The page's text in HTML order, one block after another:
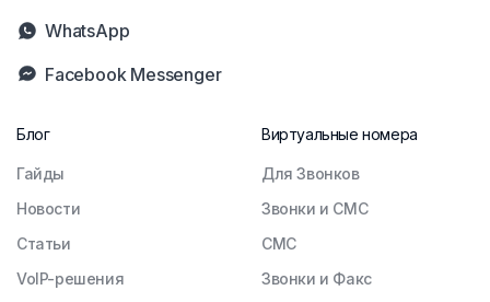
Facebook Messenger
WhatsApp
Блог
Гайды
Новости
Статьи
VoIP-решения
Виртуальные номера
Для Звонков
Звонки и СМС
СМС
Звонки и Факс